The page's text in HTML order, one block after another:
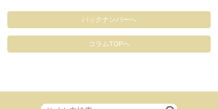
バックナンバーへ
コラムTOPへ